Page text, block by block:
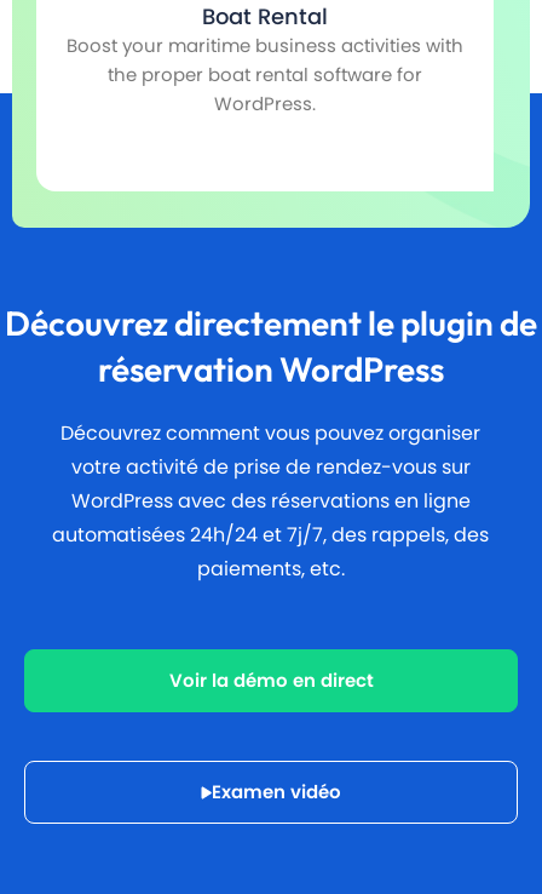
Boat Rental
Boost your maritime business activities with
the proper boat rental software for
WordPress.
Découvrez directement le plugin de
réservation WordPress
Découvrez comment vous pouvez organiser
votre activité de prise de rendez-vous sur
WordPress avec des réservations en ligne
automatisées 24h/24 et 7j/7, des rappels, des
paiements, etc.
Voir la démo en direct
Examen vidéo